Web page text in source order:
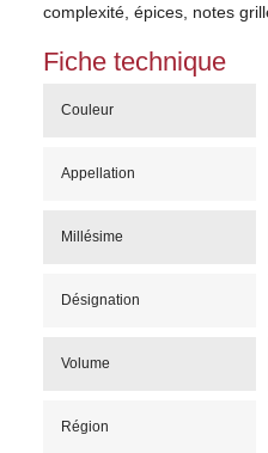
complexité, épices, notes
Fiche technique
Couleur
Appellation
Millésime
Désignation
Volume
Région